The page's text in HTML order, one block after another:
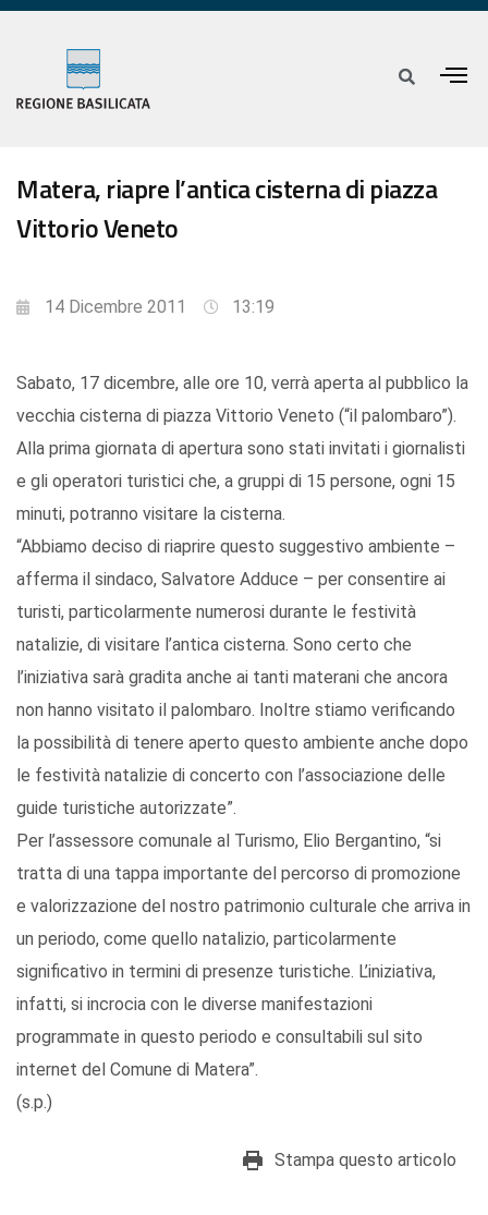
Matera, riapre l’antica cisterna di piazza
Vittorio Veneto
14 Dicembre 2011 13:19
Sabato, 17 dicembre, alle ore 10, verrà aperta al pubblico la
vecchia cisterna di piazza Vittorio Veneto (“il palombaro”).
Alla prima giornata di apertura sono stati invitati i giornalisti
e gli operatori turistici che, a gruppi di 15 persone, ogni 15
minuti, potranno visitare la cisterna.
“Abbiamo deciso di riaprire questo suggestivo ambiente –
afferma il sindaco, Salvatore Adduce – per consentire ai
turisti, particolarmente numerosi durante le festività
natalizie, di visitare l’antica cisterna. Sono certo che
l’iniziativa sarà gradita anche ai tanti materani che ancora
non hanno visitato il palombaro. Inoltre stiamo verificando
la possibilità di tenere aperto questo ambiente anche dopo
le festività natalizie di concerto con l’associazione delle
guide turistiche autorizzate”.
Per l’assessore comunale al Turismo, Elio Bergantino, “si
tratta di una tappa importante del percorso di promozione
e valorizzazione del nostro patrimonio culturale che arriva in
un periodo, come quello natalizio, particolarmente
significativo in termini di presenze turistiche. L’iniziativa,
infatti, si incrocia con le diverse manifestazioni
programmate in questo periodo e consultabili sul sito
internet del Comune di Matera”.
(s.p.)
Stampa questo articolo